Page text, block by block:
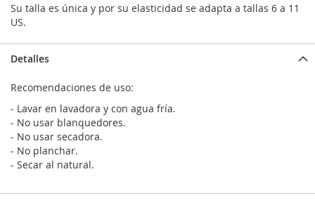
Su talla es única y por su elasticidad se adapta a tallas 6 a 11
US.
Detalles
Recomendaciones de uso:
- Lavar en lavadora y con agua fría.
- No usar blanquedores.
- No usar secadora.
- No planchar.
- Secar al natural.